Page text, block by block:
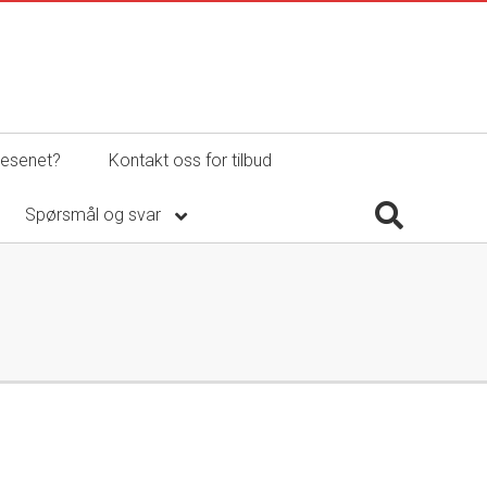
Kontakt oss for tilbud
Spørsmål og svar